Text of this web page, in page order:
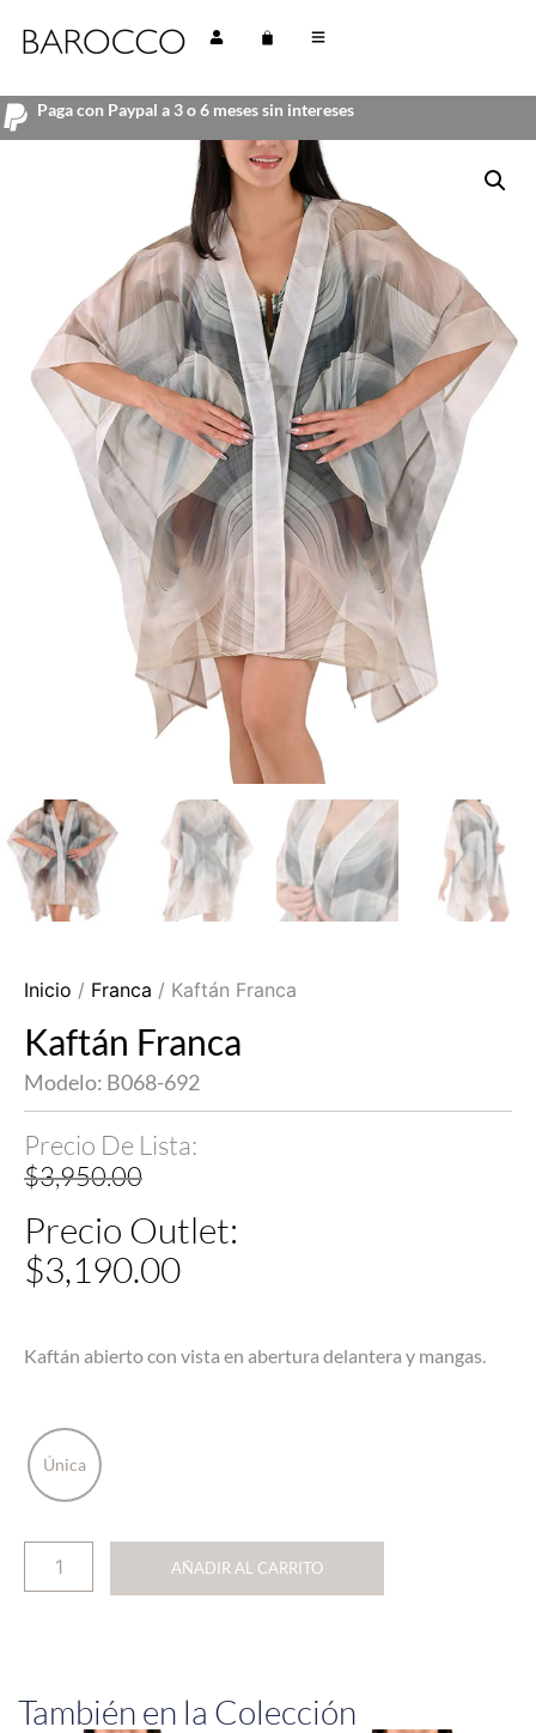
Paga con Paypal a 3 o 6 meses sin intereses
Inicio / Franca / Kaftán Franca
Kaftán Franca
Modelo: B068-692
$3,950.00
$3,190.00
Kaftán abierto con vista en abertura delantera y mangas.
Única
AÑADIR AL CARRITO
También en la Colección